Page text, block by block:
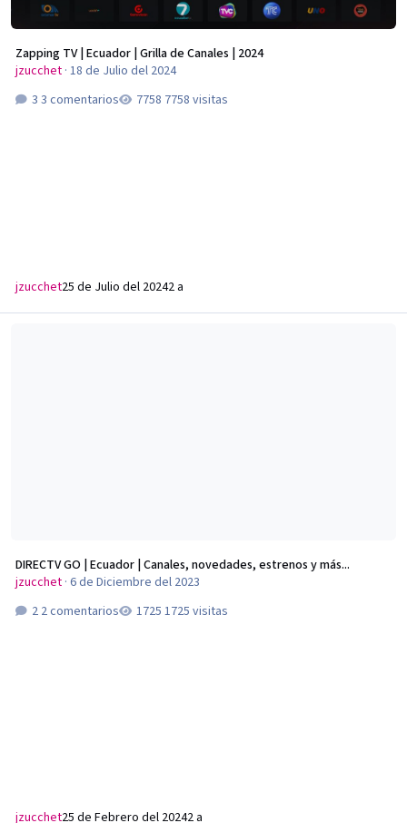
Zapping TV | Ecuador | Grilla de Canales | 2024
jzucchet· 18 de Julio del 2024
3 comentarios
7758 visitas
jzucchet25 de Julio del 20242 a
DIRECTV GO | Ecuador | Canales, novedades, estrenos y más...
jzucchet· 6 de Diciembre del 2023
2 comentarios
1725 visitas
jzucchet25 de Febrero del 20242 a